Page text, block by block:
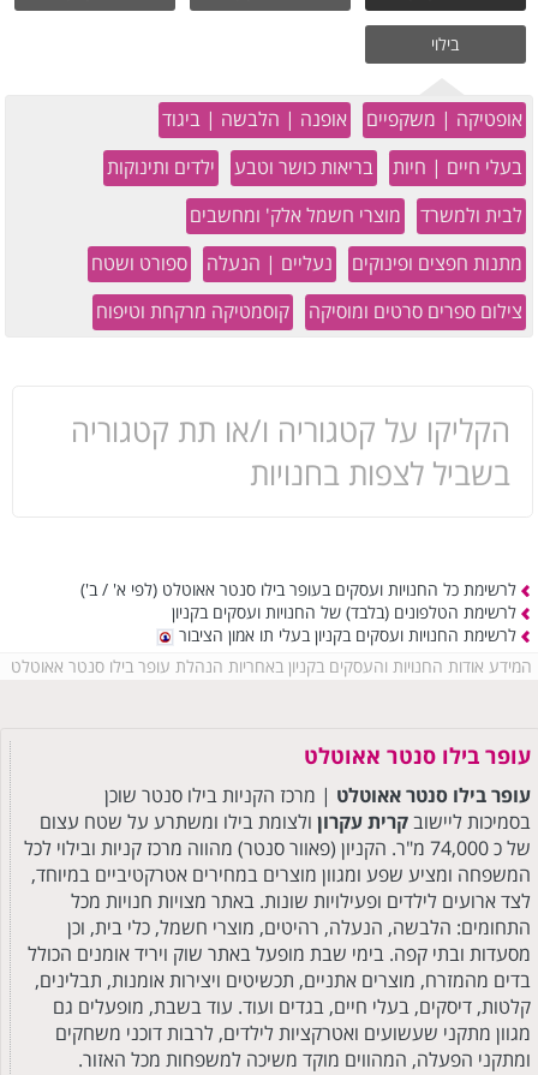
בילוי
אופטיקה | משקפיים
אופנה | הלבשה | ביגוד
בעלי חיים | חיות
בריאות כושר וטבע
ילדים ותינוקות
לבית ולמשרד
מוצרי חשמל אלק' ומחשבים
מתנות חפצים ופינוקים
נעליים | הנעלה
ספורט ושטח
צילום ספרים סרטים ומוסיקה
קוסמטיקה מרקחת וטיפוח
הקליקו על קטגוריה ו/או תת קטגוריה
בשביל לצפות בחנויות
לרשימת כל החנויות ועסקים בעופר בילו סנטר אאוטלט (לפי א' / ב')
לרשימת הטלפונים (בלבד) של החנויות ועסקים בקניון
לרשימת החנויות ועסקים בקניון בעלי תו אמון הציבור
המידע אודות החנויות והעסקים בקניון באחריות הנהלת עופר בילו סנטר אאוטלט
עופר בילו סנטר אאוטלט
עופר בילו סנטר אאוטלט | מרכז הקניות בילו סנטר שוכן
בסמיכות ליישובקרית עקרון ולצומת בילו ומשתרע על שטח עצום
של כ 74,000 מ"ר. הקניון (פאוור סנטר) מהווה מרכז קניות ובילוי לכל
המשפחה ומציע שפע ומגוון מוצרים במחירים אטרקטיביים במיוחד,
לצד ארועים לילדים ופעילויות שונות. באתר מצויות חנויות מכל
התחומים: הלבשה, הנעלה, רהיטים, מוצרי חשמל, כלי בית, וכן
מסעדות ובתי קפה. בימי שבת מופעל באתר שוק ויריד אומנים הכולל
בדים מהמזרח, מוצרים אתניים, תכשיטים ויצירות אומנות, תבלינים,
קלטות, דיסקים, בעלי חיים, בגדים ועוד. עוד בשבת, מופעלים גם
מגוון מתקני שעשועים ואטרקציות לילדים, לרבות דוכני משחקים
ומתקני הפעלה, המהווים מוקד משיכה למשפחות מכל האזור.